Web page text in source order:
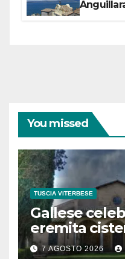
You missed
TUSCIA VITERBESE
Gallese
eremita
secolo
7 AGOSTO 2026